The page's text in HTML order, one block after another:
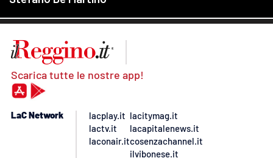
Scarica tutte le nostre app!
LaC Network
lacplay.it
lactv.it
laconair.it
lacitymag.it
lacapitalenews.it
cosenzachannel.it
ilvibonese.it